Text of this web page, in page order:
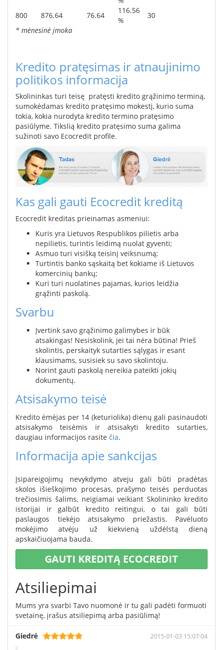
800 876.64 76.64
116.56
%
30
* mėnesinė įmoka
Kredito pratęsimas ir atnaujinimo
politikos informacija
Skolininkas turi teisę pratęsti kredito grąžinimo terminą,
sumokėdamas kredito pratęsimo mokestį, kurio suma
tokia, kokia nurodyta kredito termino pratęsimo
pasiūlyme. Tikslią kredito pratęsimo suma galima
sužinoti savo Ecocredit profile.
Kas gali gauti Ecocredit kreditą
Ecocredit kreditas prieinamas asmeniui:
Kuris yra Lietuvos Respublikos pilietis arba
nepilietis, turintis leidimą nuolat gyventi;
Asmuo turi visišką teisinį veiksnumą;
Turtintis banko sąskaitą bet kokiame iš Lietuvos
komercinių bankų;
Kuri turi nuolatines pajamas, kurios leidžia
grąžinti paskolą.
Svarbu
Įvertink savo grąžinimo galimybes ir būk
atsakingas! Nesiskolink, jei tai nėra būtina! Prieš
skolintis, perskaityk sutarties sąlygas ir esant
klausimams, susisiek su savo skolintoju.
Norint gauti paskolą nereikia pateikti jokių
dokumentų.
Atsisakymo teisė
Kredito ėmėjas per 14 (keturiolika) dienų gali pasinaudoti
atsisakymo teisėmis ir atsisakyti kredito sutarties,
daugiau informacijos rasite čia.
Informacija apie sankcijas
Įsipareigojimų nevykdymo atveju gali būti pradėtas
skolos išieškojimo procesas, prašymo teisės perduotas
trečiosimis šalims, neigiamai veikiant Skolininko kredito
istorijai ir galbūt kredito reitingui, o tai gali būti
paslaugos tiekėjo atsisakymo priežastis. Pavėluoto
mokėjimo atvėju už kiekvieną uždėlstą dieną
apskaičiuojama bauda.
GAUTI KREDITĄ ECOCREDIT
Atsiliepimai
Mums yra svarbi Tavo nuomonė ir tu gali padėti formuoti
svetainę, įrašus atsiliepimą arba pasiūlimą!
Giedrė 2015-01-03 15:07:04